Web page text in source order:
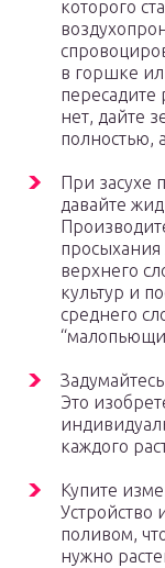
которого
в горшке
пересадите
нет, дайте
полностью,
При засухе
давайте
просыхания
верхнего
культур и
среднего
Это
каждого
Купите
Устройство
поливом,
нужно